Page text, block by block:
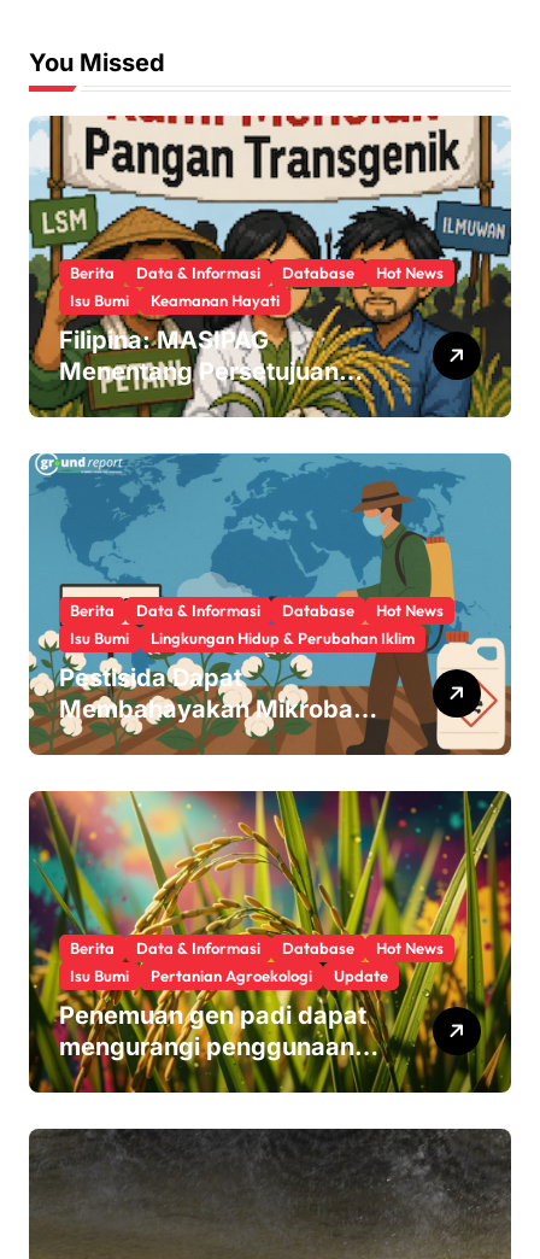
You Missed
Berita Data & Informasi Database
Hot News
Isu Bumi
Keamanan Hayati
Filipina: MASIPAG
Menentang Persetujuan
Beras Transgenik
Berita Data & Informasi Database
Hot News
Isu Bumi
Lingkungan Hidup & Perubahan Iklim
Pestisida Dapat
Membahayakan Mikroba
Usus Kita
Berita Data & Informasi Database
Hot News
Isu Bumi
Pertanian Agroekologi Update
Penemuan gen padi dapat
mengurangi penggunaan
pupuk sekaligus melindungi